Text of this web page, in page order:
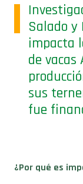
Salado y
impacta
de vacas
sus
fue
¿Por qué es